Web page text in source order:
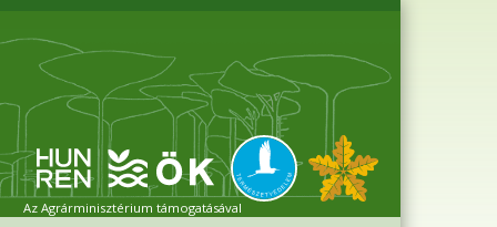
Az Agrárminisztérium támogatásával